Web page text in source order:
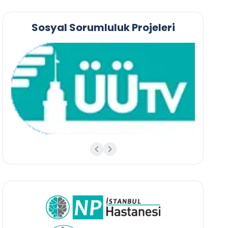
Sosyal Sorumluluk Projeleri